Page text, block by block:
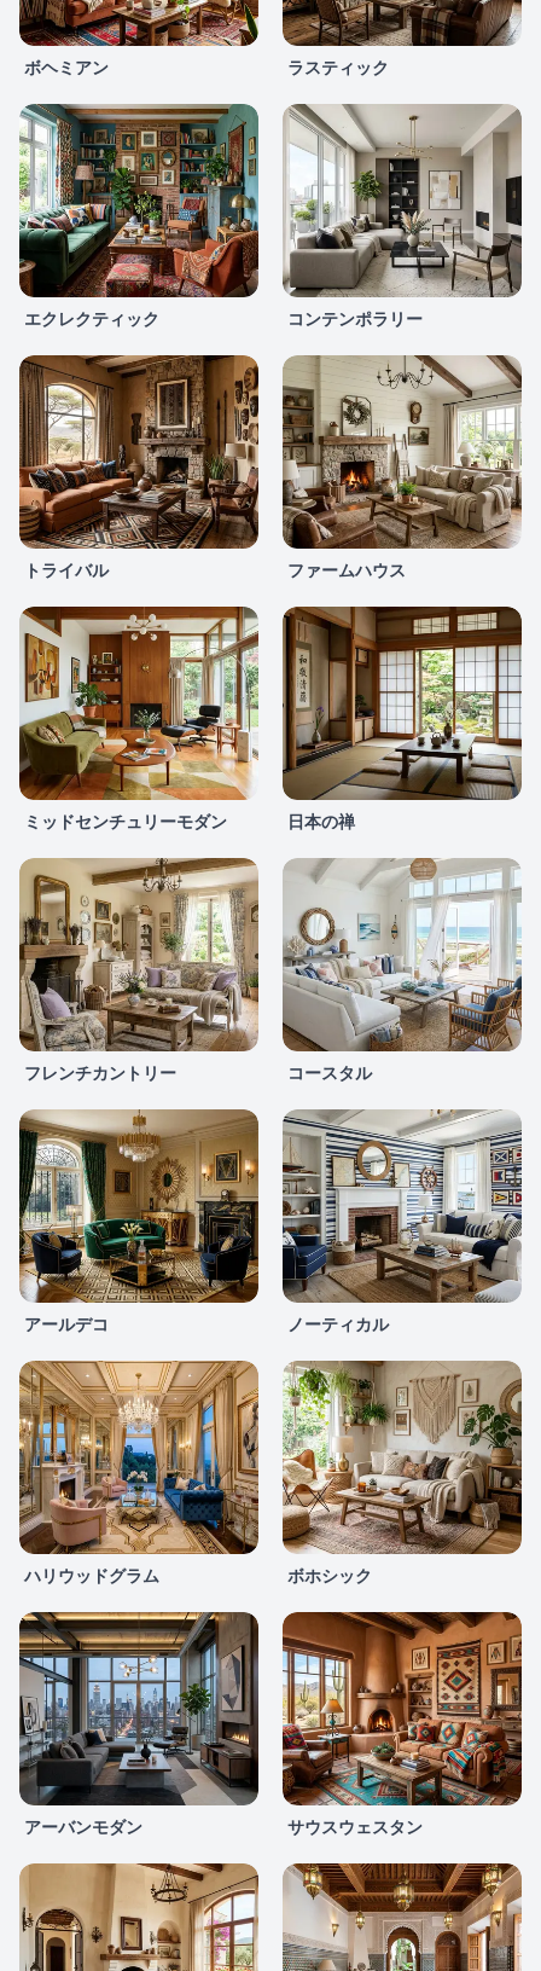
ボヘミアン ラスティック
エクレクティック コンテンポラリー
トライバル ファームハウス
ミッドセンチュリーモダン 日本の禅
フレンチカントリー コースタル
アールデコ ノーティカル
ハリウッドグラム ボホシック
アーバンモダン サウスウェスタン